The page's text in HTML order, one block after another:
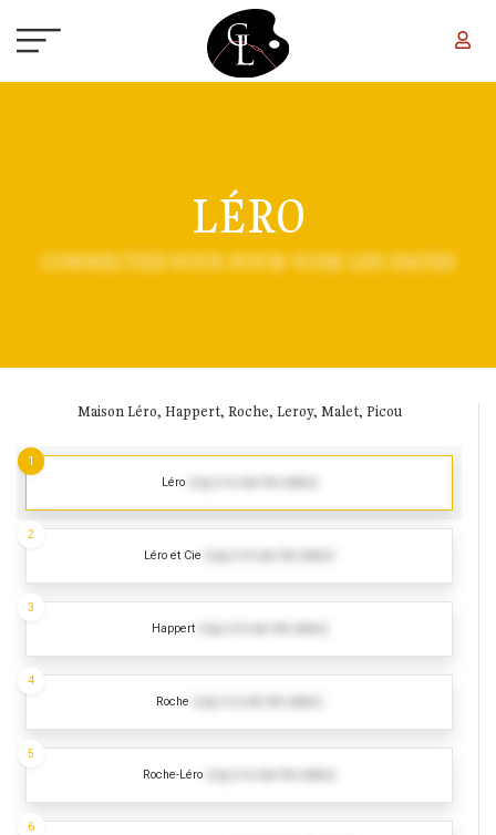
LÉRO
CONNECTEZ-VOUS POUR VOIR LES DATES
Maison Léro, Happert, Roche, Leroy, Malet, Picou
Léro
1
Léro et Cie
2
Happert
3
Roche
4
Roche-Léro
5
6